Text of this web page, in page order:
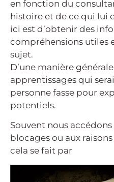
en fonction du
histoire et de ce qui lui
ici est d’obtenir des
compréhensions utiles
sujet.
D’une manière
apprentissages qui
personne fasse pour
potentiels.
Souvent nous
blocages ou aux
cela se fait par